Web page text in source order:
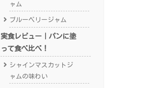
ャム
ブルーベリージャム
実食レビュー｜パンに塗
って食べ比べ！
シャインマスカットジ
ャムの味わい